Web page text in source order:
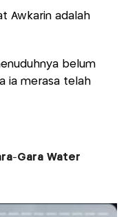
Awkarin adalah
belum
ia merasa telah
Gara Water